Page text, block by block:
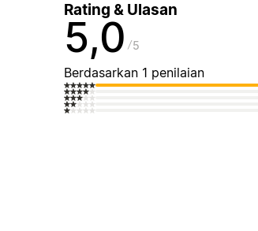
Rating & Ulasan
5,0 5
Berdasarkan 1 penilaian